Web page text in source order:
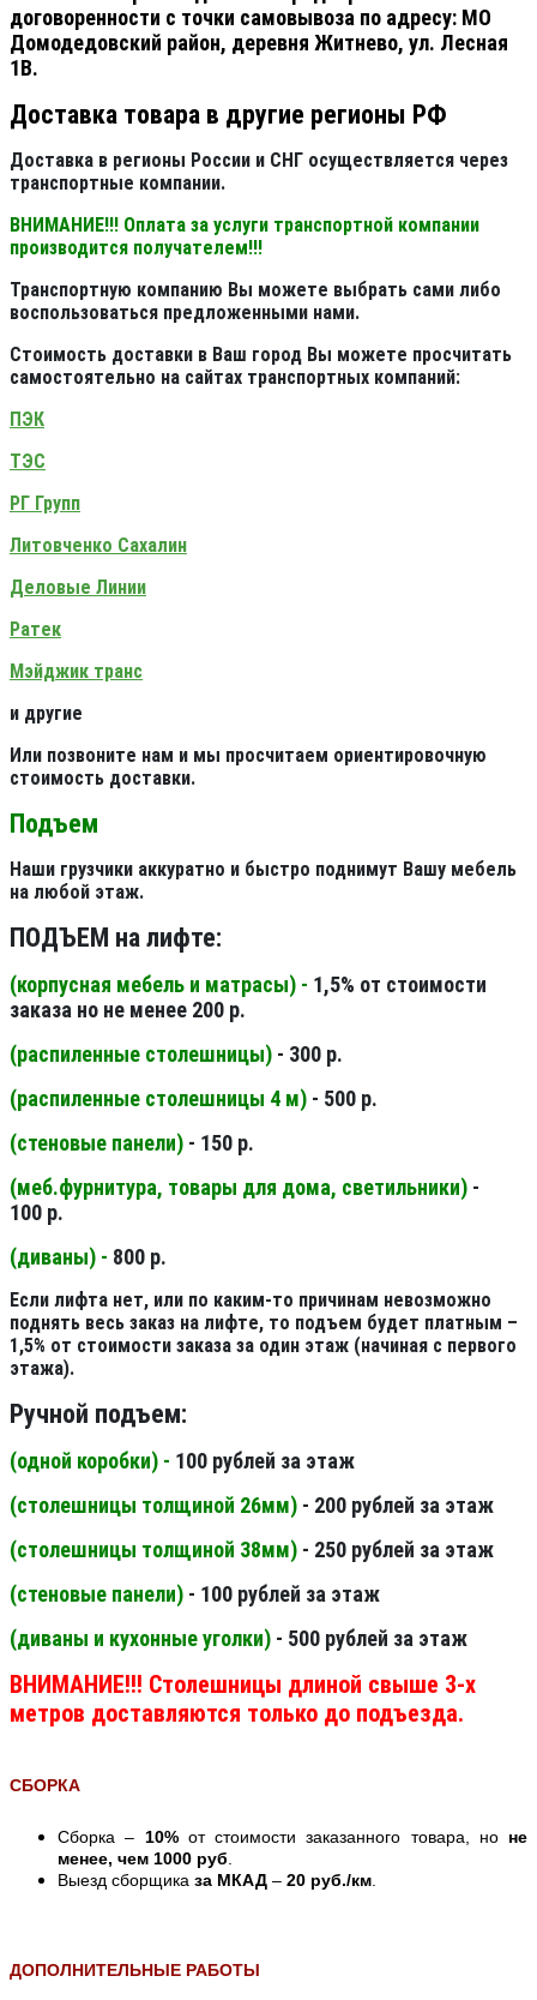
договоренности с точки самовывоза по адресу: МО
Домодедовский район, деревня Житнево, ул. Лесная
1В.
Доставка товара в другие регионы РФ
Доставка в регионы России и СНГ осуществляется через
транспортные компании.
ВНИМАНИЕ!!! Оплата за услуги транспортной компании
производится получателем!!!
Транспортную компанию Вы можете выбрать сами либо
воспользоваться предложенными нами.
Стоимость доставки в Ваш город Вы можете просчитать
самостоятельно на сайтах транспортных компаний:
ПЭК
ТЭС
РГ Групп
Литовченко Сахалин
Деловые Линии
Ратек
Мэйджик транс
и другие
Или позвоните нам и мы просчитаем ориентировочную
стоимость доставки.
Подъем
Наши грузчики аккуратно и быстро поднимут Вашу мебель
на любой этаж.
ПОДЪЕМ на лифте:
(корпусная мебель и матрасы) - 1,5% от стоимости
заказа но не менее 200 р.
(распиленные столешницы) - 300 р.
(распиленные столешницы 4 м) - 500 р.
(стеновые панели) - 150 р.
(меб.фурнитура, товары для дома, светильники) -
100 р.
(диваны) - 800 р.
Если лифта нет, или по каким-то причинам невозможно
поднять весь заказ на лифте, то подъем будет платным –
1,5% от стоимости заказа за один этаж (начиная с первого
этажа).
Ручной подъем:
(одной коробки) - 100 рублей за этаж
(столешницы толщиной 26мм) - 200 рублей за этаж
(столешницы толщиной 38мм) - 250 рублей за этаж
(стеновые панели) - 100 рублей за этаж
(диваны и кухонные уголки) - 500 рублей за этаж
ВНИМАНИЕ!!! Столешницы длиной свыше 3-х
метров доставляются только до подъезда.
СБОРКА
Сборка – 10%от стоимости заказанного товара, но не
менее, чем 1000 руб
Выезд сборщика за МКАД – 20 руб./км
ДОПОЛНИТЕЛЬНЫЕ РАБОТЫ